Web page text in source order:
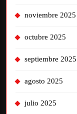
noviembre 2025
octubre 2025
septiembre 2025
agosto 2025
julio 2025